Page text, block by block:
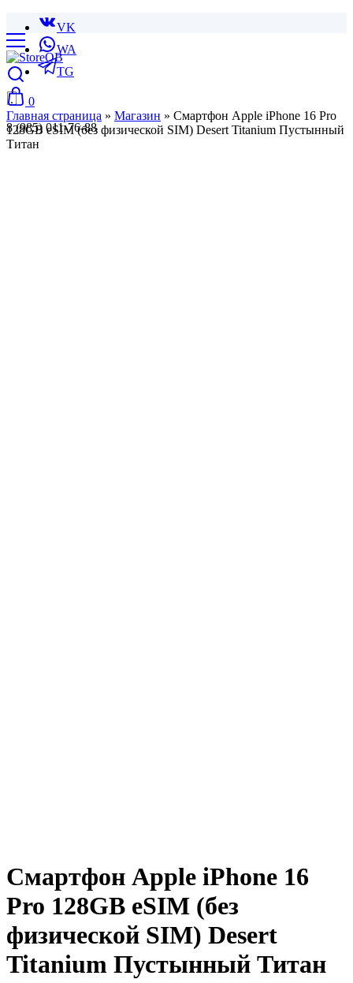
VK
WA
TG
8 (985) 011-76-88
0
Главная страница » Магазин » Смартфон Apple iPhone 16 Pro
128GB eSIM (без физической SIM) Desert Titanium Пустынный
Титан
Смартфон Apple iPhone 16
Pro 128GB eSIM (без
физической SIM) Desert
Titanium Пустынный Титан